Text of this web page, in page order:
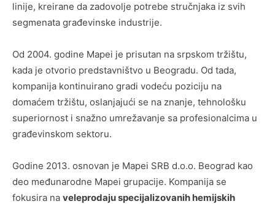
linije, kreirane da zadovolje potrebe stručnjaka iz svih
segmenata građevinske industrije.
Od 2004. godine Mapei je prisutan na srpskom tržištu,
kada je otvorio predstavništvo u Beogradu. Od tada,
kompanija kontinuirano gradi vodeću poziciju na
domaćem tržištu, oslanjajući se na znanje, tehnološku
superiornost i snažno umrežavanje sa profesionalcima u
građevinskom sektoru.
Godine 2013. osnovan je Mapei SRB d.o.o. Beograd kao
deo međunarodne Mapei grupacije. Kompanija se
fokusira na veleprodaju specijalizovanih hemijskih